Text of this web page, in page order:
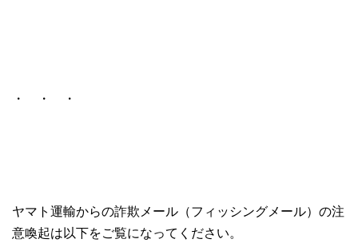
・ ・ ・
ヤマト運輸からの詐欺メール（フィッシングメール）の注
意喚起は以下をご覧になってください。